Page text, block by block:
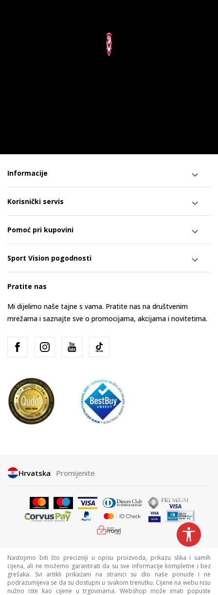
Informacije
Korisnički servis
Pomoć pri kupovini
Sport Vision pogodnosti
Pratite nas
Mi dijelimo naše tajne s vama. Pratite nas na društvenim
mrežama i saznajte sve o promocijama, akcijama i novitetima.
Hrvatska Promijenite
Nastojimo biti što precizniji u opisu proizvoda, prikazu slika i samih
cijena, ali ne možemo garantirati da su sve informacije kompletne i bez
grešaka. Svi artikli prikazani na stranici su dio naše ponude i ne
podrazumijeva se da su dostupni u svakom trenutku. Cijene na webu nisu
nužno iste kao cijene u trgovinama. Webshop može imati popuste